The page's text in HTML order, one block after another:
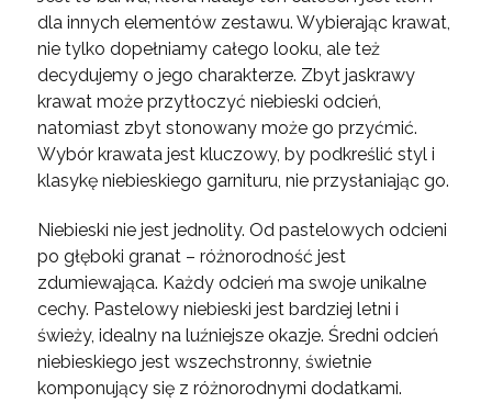
dla innych elementów zestawu. Wybierając krawat,
nie tylko dopełniamy całego looku, ale też
decydujemy o jego charakterze. Zbyt jaskrawy
krawat może przytłoczyć niebieski odcień,
natomiast zbyt stonowany może go przyćmić.
Wybór krawata jest kluczowy, by podkreślić styl i
klasykę niebieskiego garnituru, nie przysłaniając go.
Niebieski nie jest jednolity. Od pastelowych odcieni
po głęboki granat – różnorodność jest
zdumiewająca. Każdy odcień ma swoje unikalne
cechy. Pastelowy niebieski jest bardziej letni i
świeży, idealny na luźniejsze okazje. Średni odcień
niebieskiego jest wszechstronny, świetnie
komponujący się z różnorodnymi dodatkami.